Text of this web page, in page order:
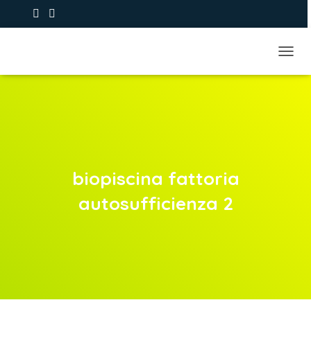
biopiscina fattoria
autosufficienza 2